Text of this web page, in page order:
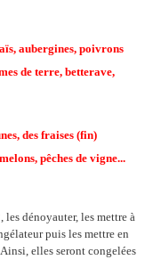
aubergines, poivrons
de terre, betterave,
des fraises (fin)
pêches de vigne...
dénoyauter, les mettre à
puis les mettre en
elles seront congelées